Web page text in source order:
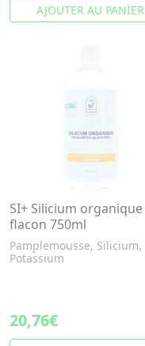
AJOUTER AU PANIER
SI+ Silicium organique
flacon 750ml
Pamplemousse, Silicium,
Potassium
20,76€